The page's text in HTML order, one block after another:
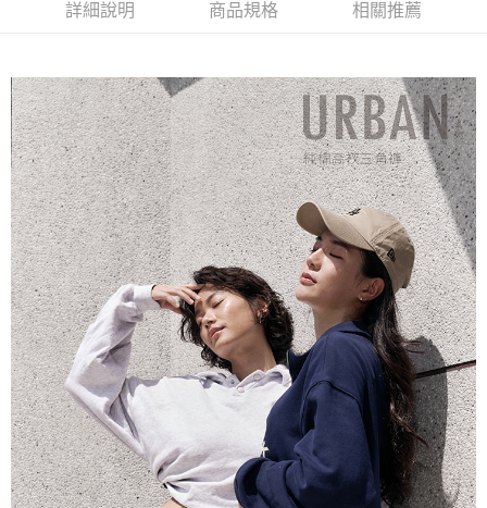
詳細說明 商品規格 相關推薦